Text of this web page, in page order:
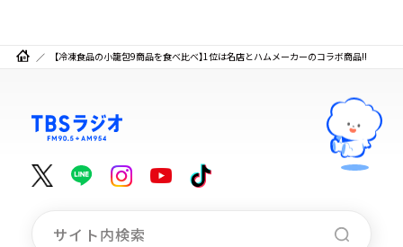
【冷凍食品の小籠包9商品を食べ比べ】1位は名店とハムメーカーのコラボ商品!!